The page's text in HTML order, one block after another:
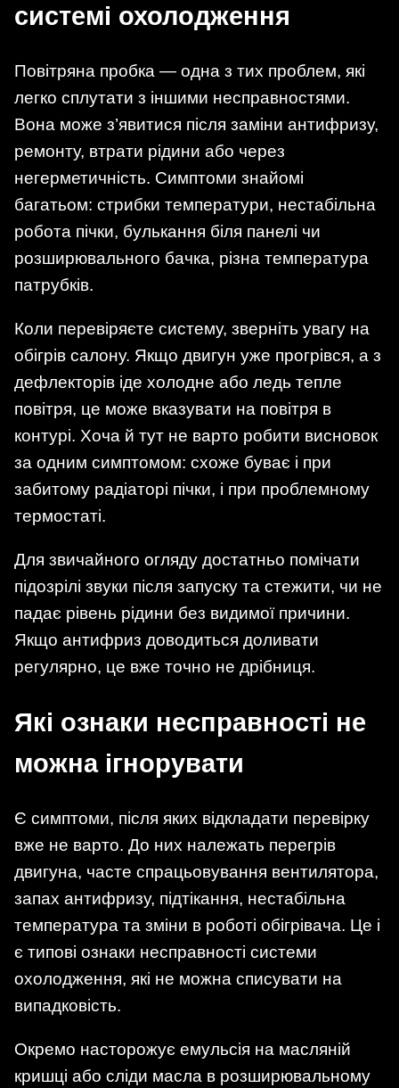
системі охолодження
Повітряна пробка — одна з тих проблем, які
легко сплутати з іншими несправностями.
Вона може з’явитися після заміни антифризу,
ремонту, втрати рідини або через
негерметичність. Симптоми знайомі
багатьом: стрибки температури, нестабільна
робота пічки, булькання біля панелі чи
розширювального бачка, різна температура
патрубків.
Коли перевіряєте систему, зверніть увагу на
обігрів салону. Якщо двигун уже прогрівся, а з
дефлекторів іде холодне або ледь тепле
повітря, це може вказувати на повітря в
контурі. Хоча й тут не варто робити висновок
за одним симптомом: схоже буває і при
забитому радіаторі пічки, і при проблемному
термостаті.
Для звичайного огляду достатньо помічати
підозрілі звуки після запуску та стежити, чи не
падає рівень рідини без видимої причини.
Якщо антифриз доводиться доливати
регулярно, це вже точно не дрібниця.
Які ознаки несправності не
можна ігнорувати
Є симптоми, після яких відкладати перевірку
вже не варто. До них належать перегрів
двигуна, часте спрацьовування вентилятора,
запах антифризу, підтікання, нестабільна
температура та зміни в роботі обігрівача. Це і
є типові ознаки несправності системи
охолодження, які не можна списувати на
випадковість.
Окремо насторожує емульсія на масляній
кришці або сліди масла в розширювальному